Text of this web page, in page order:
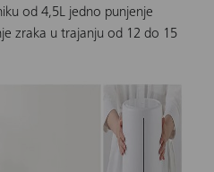
od 4,5L jedno punjenje
zraka u trajanju od 12 do 15